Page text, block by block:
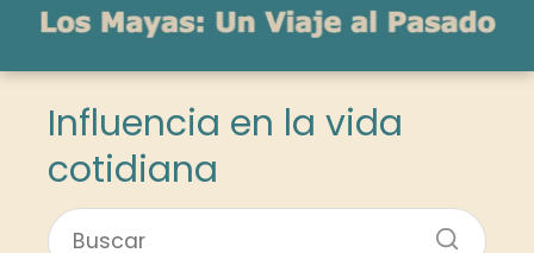
Influencia en la vida
cotidiana